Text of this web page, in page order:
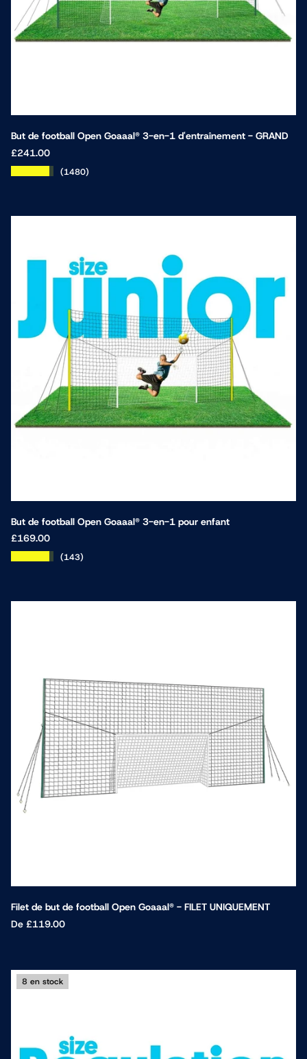
But de football Open Goaaal® 3-en-1 d'entraînement - GRAND
£241.00
(1480)
But de football Open Goaaal® 3-en-1 pour enfant
£169.00
(143)
Filet de but de football Open Goaaal® - FILET UNIQUEMENT
De £119.00
8 en stock